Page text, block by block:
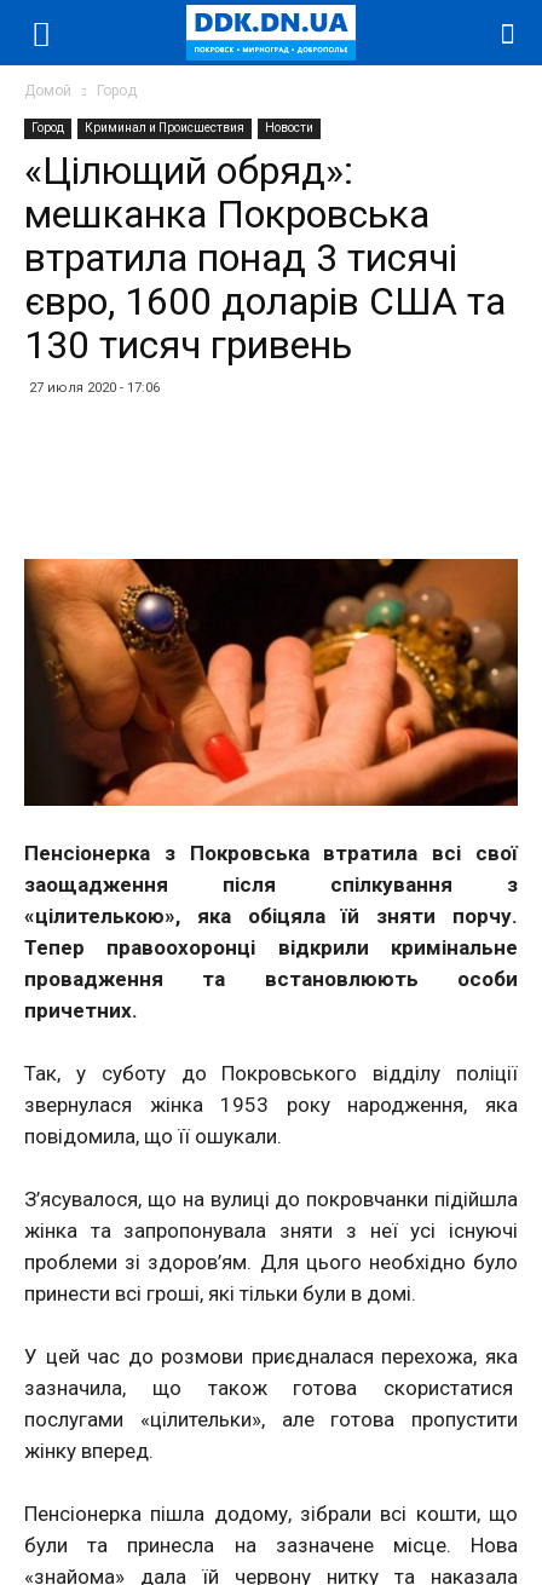
Домой Город
Город Криминал и Происшествия Новости
«Цілющий обряд»:
мешканка Покровська
втратила понад 3 тисячі
євро, 1600 доларів США та
130 тисяч гривень
27 июля 2020 - 17:06
Пенсіонерка з Покровська втратила всі свої
заощадження після спілкування з
«цілителькою», яка обіцяла їй зняти порчу.
Тепер правоохоронці відкрили кримінальне
провадження та встановлюють особи
причетних.
Так, у суботу до Покровського відділу поліції
звернулася жінка 1953 року народження, яка
повідомила, що її ошукали.
З’ясувалося, що на вулиці до покровчанки підійшла
жінка та запропонувала зняти з неї усі існуючі
проблеми зі здоров’ям. Для цього необхідно було
принести всі гроші, які тільки були в домі.
У цей час до розмови приєдналася перехожа, яка
зазначила, що також готова скористатися
послугами «цілительки», але готова пропустити
жінку вперед.
Пенсіонерка пішла додому, зібрали всі кошти, що
були та принесла на зазначене місце. Нова
«знайома» дала їй червону нитку та наказала